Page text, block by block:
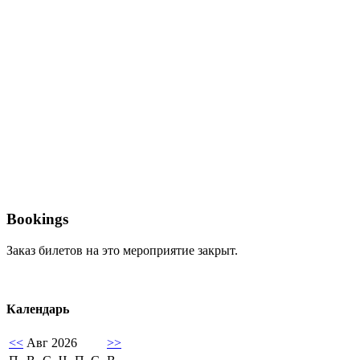
Bookings
Заказ билетов на это мероприятие закрыт.
Календарь
<< Авг 2026
>>